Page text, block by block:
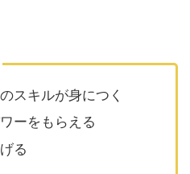
スキルが身につく
ーをもらえる
る